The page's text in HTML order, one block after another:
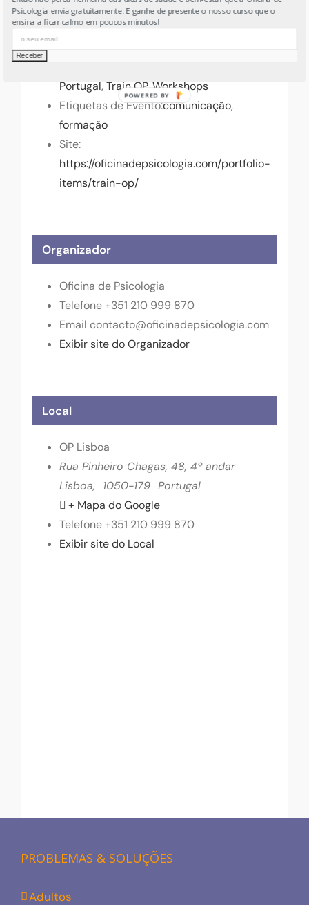
Hora:
19:30 - 21:00WEST
Portugal, Train OP, Workshops
Etiquetas de Evento:comunicação,
formação
Site:
https://oficinadepsicologia.com/portfolio-
items/train-op/
Organizador
Oficina de Psicologia
Telefone+351 210 999 870
Email contacto@oficinadepsicologia.com
Exibir site do Organizador
Local
OP Lisboa
Rua Pinheiro Chagas, 48, 4º andar
Lisboa, 1050-179 Portugal
+ Mapa do Google
Telefone +351 210 999 870
Exibir site do Local
PROBLEMAS & SOLUÇÕES
Adultos
Psicologia envia gratuitamente. E ganhe de presente o nosso curso que o
ensina a ficar calmo em poucos minutos!